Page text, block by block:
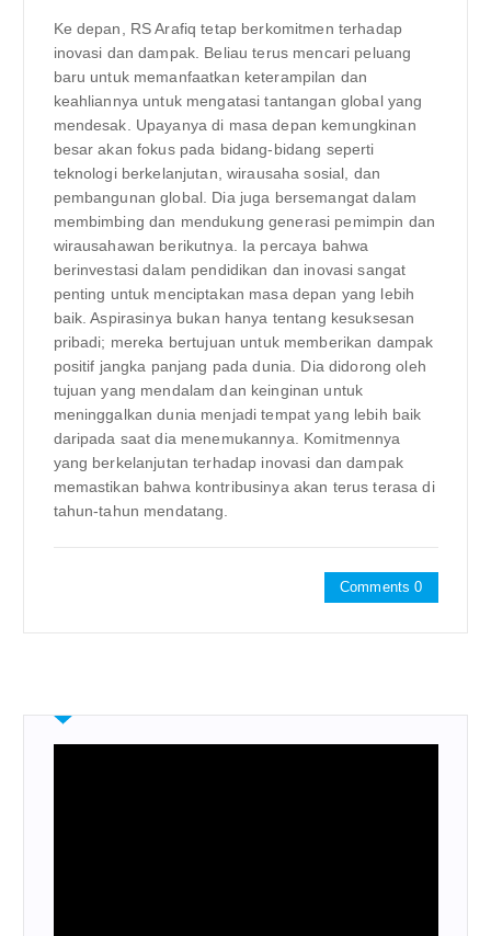
Ke depan, RS Arafiq tetap berkomitmen terhadap
inovasi dan dampak. Beliau terus mencari peluang
baru untuk memanfaatkan keterampilan dan
keahliannya untuk mengatasi tantangan global yang
mendesak. Upayanya di masa depan kemungkinan
besar akan fokus pada bidang-bidang seperti
teknologi berkelanjutan, wirausaha sosial, dan
pembangunan global. Dia juga bersemangat dalam
membimbing dan mendukung generasi pemimpin dan
wirausahawan berikutnya. Ia percaya bahwa
berinvestasi dalam pendidikan dan inovasi sangat
penting untuk menciptakan masa depan yang lebih
baik. Aspirasinya bukan hanya tentang kesuksesan
pribadi; mereka bertujuan untuk memberikan dampak
positif jangka panjang pada dunia. Dia didorong oleh
tujuan yang mendalam dan keinginan untuk
meninggalkan dunia menjadi tempat yang lebih baik
daripada saat dia menemukannya. Komitmennya
yang berkelanjutan terhadap inovasi dan dampak
memastikan bahwa kontribusinya akan terus terasa di
tahun-tahun mendatang.
Comments 0